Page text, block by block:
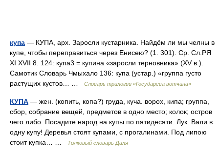
купа — КУПА, арх. Заросли кустарника. Найдём ли мы челны в
купе, чтобы переправиться через Енисею? (1. 301). Ср. Сл.РЯ
XI XVII 8. 124: купа3 = купина «заросли терновника» (XV в.).
Самотик Словарь Чмыхало 136: купа (устар.) «группа густо
растущих кустов… …
Словарь трилогии «Государева вотчина»
КУПА — жен. (копить, копа?) груда, куча. ворох, кипа; группа,
сбор, собрание вещей, предметов в одно место; колок; остров
чего либо. Посадите народ на купы по пятидесяти. Лук. Вали в
одну купу! Деревья стоят купами, с прогалинами. Под липою
стоит купка… …
Толковый словарь Даля